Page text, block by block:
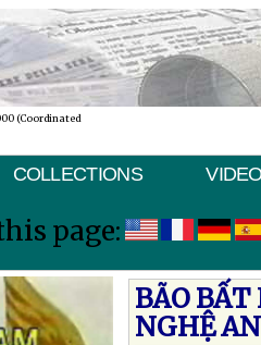
(Coordinated
COLLECTIONS
page:
BÃO BẤT
NGHỆ AN